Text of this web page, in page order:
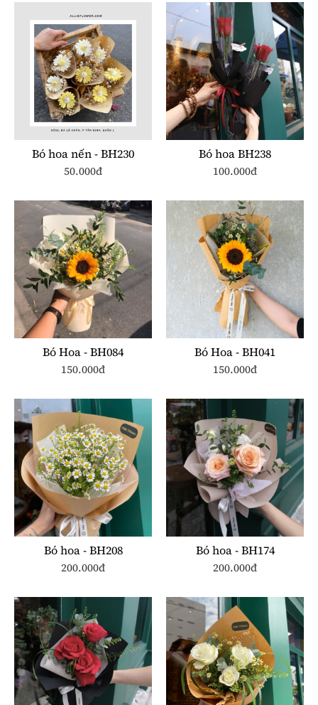
Bó hoa nến - BH230
50.000đ
Bó hoa BH238
100.000đ
Bó Hoa - BH084
150.000đ
Bó Hoa - BH041
150.000đ
Bó hoa - BH208
200.000đ
Bó hoa - BH174
200.000đ